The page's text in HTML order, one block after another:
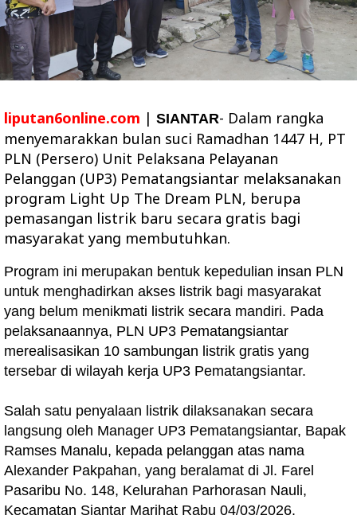
liputan6online.com | SIANTAR- Dalam rangka
menyemarakkan bulan suci Ramadhan 1447 H, PT
PLN (Persero) Unit Pelaksana Pelayanan
Pelanggan (UP3) Pematangsiantar melaksanakan
program Light Up The Dream PLN, berupa
pemasangan listrik baru secara gratis bagi
masyarakat yang membutuhkan.
Program ini merupakan bentuk kepedulian insan PLN
untuk menghadirkan akses listrik bagi masyarakat
yang belum menikmati listrik secara mandiri. Pada
pelaksanaannya, PLN UP3 Pematangsiantar
merealisasikan 10 sambungan listrik gratis yang
tersebar di wilayah kerja UP3 Pematangsiantar.
Salah satu penyalaan listrik dilaksanakan secara
langsung oleh Manager UP3 Pematangsiantar, Bapak
Ramses Manalu, kepada pelanggan atas nama
Alexander Pakpahan, yang beralamat di Jl. Farel
Pasaribu No. 148, Kelurahan Parhorasan Nauli,
Kecamatan Siantar Marihat Rabu 04/03/2026.